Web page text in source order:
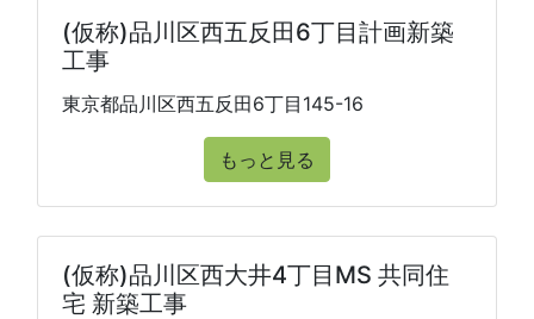
(仮称)品川区西五反田6丁目計画新築
工事
東京都品川区西五反田6丁目145-16
もっと見る
(仮称)品川区西大井4丁目MS 共同住
宅 新築工事